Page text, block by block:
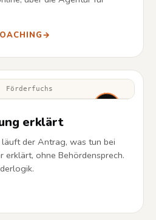
→
Förderfuchs
erklärt
der Antrag, was tun bei
ohne Behördensprech.